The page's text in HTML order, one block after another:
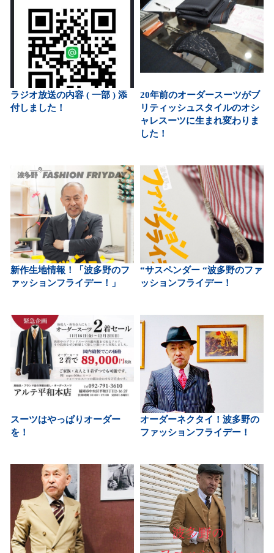
ラジオ放送の内容 ( 一部 ) 添
付しました！
20年前のオーダースーツがブ
リティッシュスタイルのオシ
ャレスーツに生まれ変わりま
した！
新作生地情報！「波多野のフ
ァッションフライデー！」
“サスペンダー “波多野のファ
ッションフライデー！
スーツはやっぱりオーダー
を！
オーダーネクタイ！波多野の
ファッションフライデー！